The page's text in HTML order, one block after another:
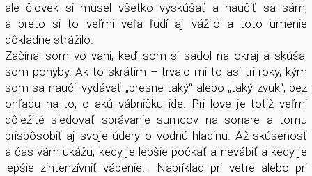
ale človek si musel všetko vyskúšať a naučiť sa sám,
a preto si to veľmi veľa ľudí aj vážilo a toto umenie
dôkladne strážilo.
Začínal som vo vani, keď som si sadol na okraj a skúšal
som pohyby. Ak to skrátim – trvalo mi to asi tri roky, kým
som sa naučil vydávať „presne taký“ alebo „taký zvuk“, bez
ohľadu na to, o akú vábničku ide. Pri love je totiž veľmi
dôležité sledovať správanie sumcov na sonare a tomu
prispôsobiť aj svoje údery o vodnú hladinu. Až skúsenosť
a čas vám ukážu, kedy je lepšie počkať a nevábiť a kedy je
lepšie zintenzívniť vábenie… Napríklad pri vetre alebo pri